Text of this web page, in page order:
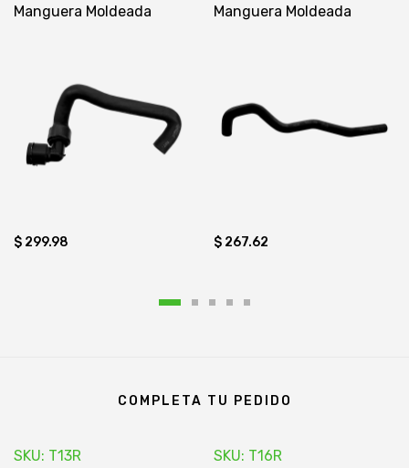
Manguera Moldeada
$ 299.98
Manguera Moldeada
$ 267.62
COMPLETA TU PEDIDO
SKU: T13R
SKU: T16R